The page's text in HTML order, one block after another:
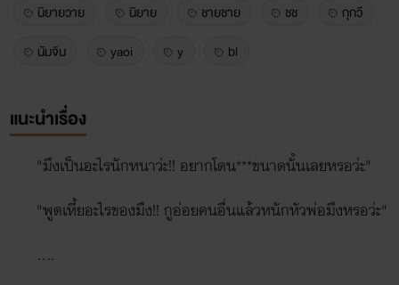
นิยายวาย นิยาย ชายชาย ชช
กุกวี
นัมจิน
yaoi y bl
แนะนำเรื่อง
"มึงเป็นอะไรนักหนาว่ะ!! อยากโดน***ขนาดนั้นเลยหรอว่ะ"
"พูดเหี้ยอะไรของมึง!! กูอ่อยคนอื่นแล้วหนักหัวพ่อมึงหรอว่ะ"
....